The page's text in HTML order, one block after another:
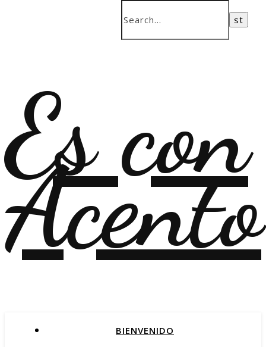
Es con
Acento
BIENVENIDO